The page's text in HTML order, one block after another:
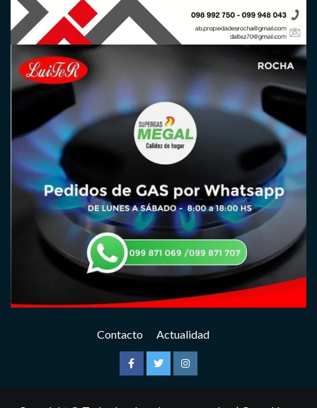
Contacto Actualidad
FacebookTwitterInstagram